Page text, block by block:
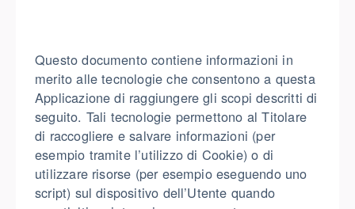
Questo documento contiene informazioni in
merito alle tecnologie che consentono a questa
Applicazione di raggiungere gli scopi descritti di
seguito. Tali tecnologie permettono al Titolare
di raccogliere e salvare informazioni (per
esempio tramite l’utilizzo di Cookie) o di
utilizzare risorse (per esempio eseguendo uno
script) sul dispositivo dell’Utente quando